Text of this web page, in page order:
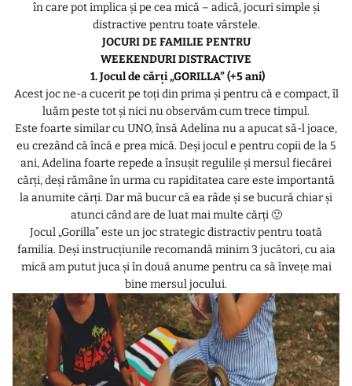
în care pot implica și pe cea mică – adică, jocuri simple și
distractive pentru toate vârstele.
JOCURI DE FAMILIE PENTRU
WEEKENDURI DISTRACTIVE
1. Jocul de cărți „GORILLA” (+5 ani)
Acest joc ne-a cucerit pe toți din prima și pentru că e compact, îl
luăm peste tot și nici nu observăm cum trece timpul.
Este foarte similar cu UNO, însă Adelina nu a apucat să-l joace,
eu crezând că încă e prea mică. Deși jocul e pentru copii de la 5
ani, Adelina foarte repede a însușit regulile și mersul fiecărei
cărți, deși rămâne în urma cu rapiditatea care este importantă
la anumite cărți. Dar mă bucur că ea râde și se bucură chiar și
atunci când are de luat mai multe cărți 🙂
Jocul „Gorilla” este un joc strategic distractiv pentru toată
familia. Deși instrucțiunile recomandă minim 3 jucători, cu aia
mică am putut juca și în două anume pentru ca să învețe mai
bine mersul jocului.